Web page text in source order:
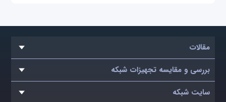
مقالات
بررسی و مقایسه تجهیزات شبکه
سایت شبکه